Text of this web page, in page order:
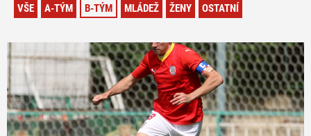
VŠE A-TÝM B-TÝM MLÁDEŽ ŽENY OSTATNÍ